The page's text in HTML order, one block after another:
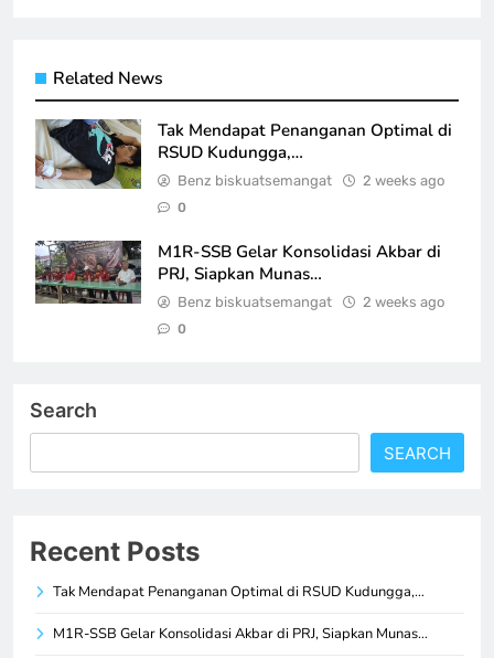
Related News
Tak Mendapat Penanganan Optimal di
RSUD Kudungga,…
Benz biskuatsemangat 2 weeks ago
0
M1R-SSB Gelar Konsolidasi Akbar di
PRJ, Siapkan Munas…
Benz biskuatsemangat 2 weeks ago
0
Search
SEARCH
Recent Posts
Tak Mendapat Penanganan Optimal di RSUD Kudungga,…
M1R-SSB Gelar Konsolidasi Akbar di PRJ, Siapkan Munas…